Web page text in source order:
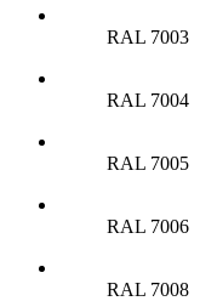
RAL 7003
RAL 7004
RAL 7005
RAL 7006
RAL 7008